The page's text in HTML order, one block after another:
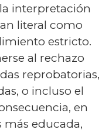
la interpretación
literal como
estricto.
al rechazo
reprobatorias,
o incluso el
en
más educada,